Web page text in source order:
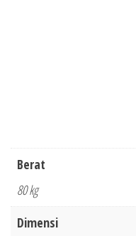
Berat
80 kg
Dimensi